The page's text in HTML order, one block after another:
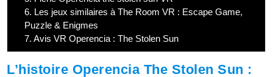
6. Les jeux similaires à The Room VR : Escape Game,
Puzzle & Enigmes
7. Avis VR Operencia : The Stolen Sun
L’histoire Operencia The Stolen Sun :